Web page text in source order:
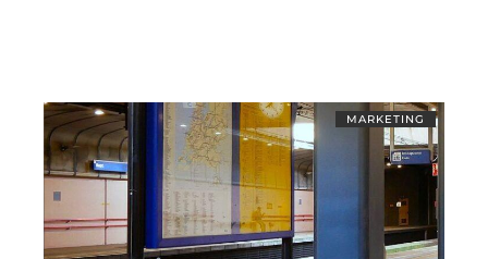
MARKETING